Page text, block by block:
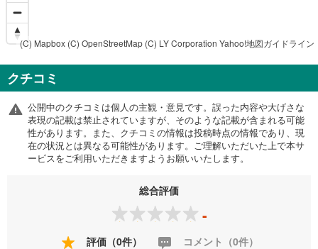
(C) Mapbox (C) OpenStreetMap (C) LY Corporation Yahoo!地図ガイドライン
クチコミ
公開中のクチコミは個人の主観・意見です。誤った内容や大げさな
表現の記載は禁止されていますが、そのような記載が含まれる可能
性があります。また、クチコミの情報は投稿時点の情報であり、現
在の状況とは異なる可能性があります。ご理解いただいた上で本サ
ービスをご利用いただきますようお願いいたします。
総合評価
-
評価（0件） コメント（0件）